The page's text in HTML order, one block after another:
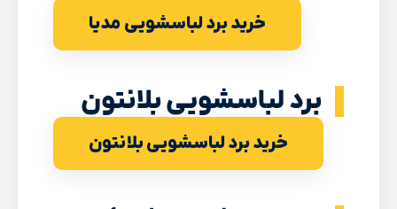
خرید برد لباسشویی مدیا
برد لباسشویی بلانتون
خرید برد لباسشویی بلانتون